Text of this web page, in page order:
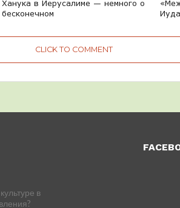
Ханука в Иерусалиме — немного о
бесконечном
CLICK TO COMMENT
в